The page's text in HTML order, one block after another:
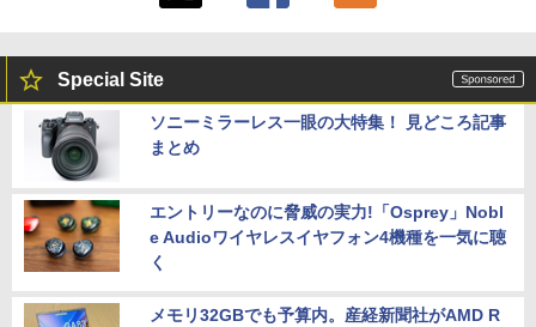
Special Site
ソニーミラーレス一眼の大特集！ 見どころ記事
まとめ
エントリーなのに脅威の実力!「Osprey」Nobl
e Audioワイヤレスイヤフォン4機種を一気に聴
く
メモリ32GBでも予算内。産経新聞社がAMD R